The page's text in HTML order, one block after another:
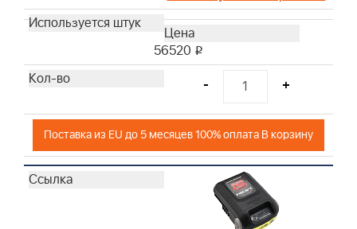
56520 i
- +
Поставка из EU до 5 месяцев 100% оплата В корзину